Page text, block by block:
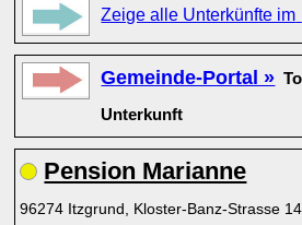
Zeige alle Unterkünfte im
Gemeinde-Portal »
Unterkunft
Pension Marianne
96274 Itzgrund, Kloster-Banz-Strasse 14